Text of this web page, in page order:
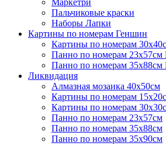
Маркетри
Пальчиковые краски
Наборы Лапки
Картины по номерам Геншин
Картины по номерам
Панно по номерам 23х57см
Панно по номерам 35х88см
Ликвидация
Алмазная мозаика 40х50см
Картины по номерам
Картины по номерам
Панно по номерам 23х57см
Панно по номерам 35х88см
Панно по номерам 35х90см